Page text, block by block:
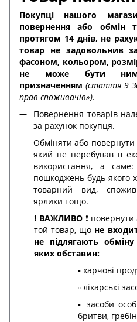
Покупці нашого
повернення або обмін
протягом 14 днів, не
товар не задовольнив
фасоном, кольором,
не може бути ним
призначенням (стаття 9
прав споживачів»).
Повернення товарів
за рахунок покупця.
Обміняти або
який не перебував в
використання, а
пошкоджень будь-якого
товарний вид,
ярлики тощо.
❗️ ВАЖЛИВО ❗️
той товар, що не
не підлягають
яких обставин:
▪️ харчові
▫️ лікарські
▪️ засоби
бритви,